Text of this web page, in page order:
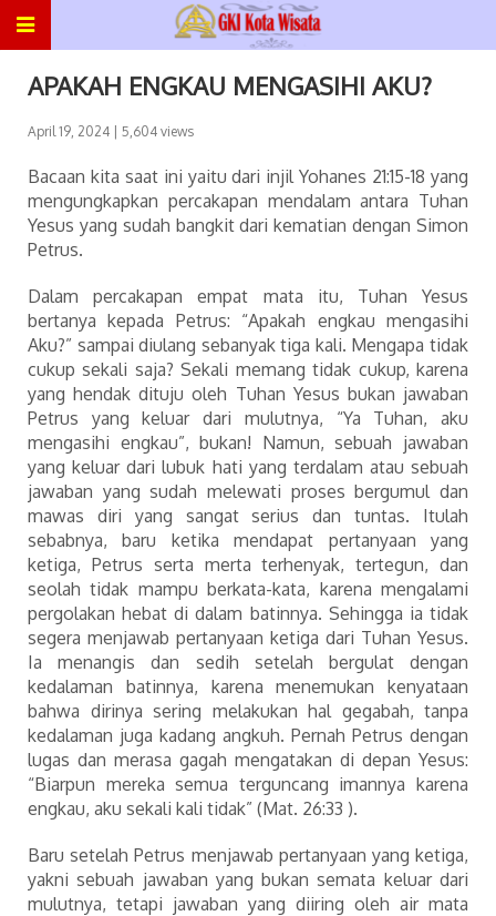
APAKAH ENGKAU MENGASIHI AKU?
April 19, 2024 | 5,604 views
Bacaan kita saat ini yaitu dari injil Yohanes 21:15-18 yang
mengungkapkan percakapan mendalam antara Tuhan
Yesus yang sudah bangkit dari kematian dengan Simon
Petrus.
Dalam percakapan empat mata itu, Tuhan Yesus
bertanya kepada Petrus: “Apakah engkau mengasihi
Aku?” sampai diulang sebanyak tiga kali. Mengapa tidak
cukup sekali saja? Sekali memang tidak cukup, karena
yang hendak dituju oleh Tuhan Yesus bukan jawaban
Petrus yang keluar dari mulutnya, “Ya Tuhan, aku
mengasihi engkau”, bukan! Namun, sebuah jawaban
yang keluar dari lubuk hati yang terdalam atau sebuah
jawaban yang sudah melewati proses bergumul dan
mawas diri yang sangat serius dan tuntas. Itulah
sebabnya, baru ketika mendapat pertanyaan yang
ketiga, Petrus serta merta terhenyak, tertegun, dan
seolah tidak mampu berkata-kata, karena mengalami
pergolakan hebat di dalam batinnya. Sehingga ia tidak
segera menjawab pertanyaan ketiga dari Tuhan Yesus.
Ia menangis dan sedih setelah bergulat dengan
kedalaman batinnya, karena menemukan kenyataan
bahwa dirinya sering melakukan hal gegabah, tanpa
kedalaman juga kadang angkuh. Pernah Petrus dengan
lugas dan merasa gagah mengatakan di depan Yesus:
“Biarpun mereka semua terguncang imannya karena
engkau, aku sekali kali tidak” (Mat. 26:33 ).
Baru setelah Petrus menjawab pertanyaan yang ketiga,
yakni sebuah jawaban yang bukan semata keluar dari
mulutnya, tetapi jawaban yang diiring oleh air mata